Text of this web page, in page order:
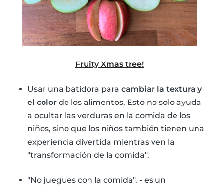
Fruity Xmas tree!
Usar una batidora para cambiar la textura y
el color de los alimentos. Esto no solo ayuda
a ocultar las verduras en la comida de los
niños, sino que los niños también tienen una
experiencia divertida mientras ven la
"transformación de la comida".
"No juegues con la comida". - es un